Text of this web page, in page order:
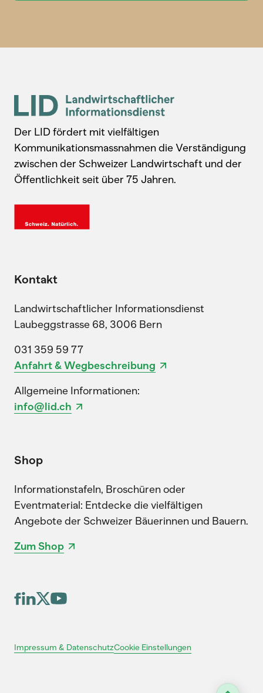
Der LID fördert mit vielfältigen
Kommunikationsmassnahmen die Verständigung
zwischen der Schweizer Landwirtschaft und der
Öffentlichkeit seit über 75 Jahren.
Kontakt
Landwirtschaftlicher Informationsdienst
Laubeggstrasse 68, 3006 Bern
031 359 59 77
Anfahrt & Wegbeschreibung
Allgemeine Informationen:
info@lid.ch
Shop
Informationstafeln, Broschüren oder
Eventmaterial: Entdecke die vielfältigen
Angebote der Schweizer Bäuerinnen und Bauern.
Zum Shop
Impressum & DatenschutzCookie Einstellungen